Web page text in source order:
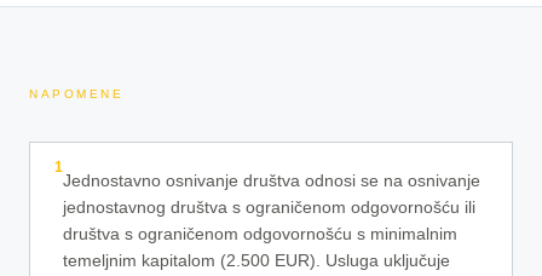
NAPOMENE
1
Jednostavno osnivanje društva odnosi se na osnivanje
jednostavnog društva s ograničenom odgovornošću ili
društva s ograničenom odgovornošću s minimalnim
temeljnim kapitalom (2.500 EUR). Usluga uključuje